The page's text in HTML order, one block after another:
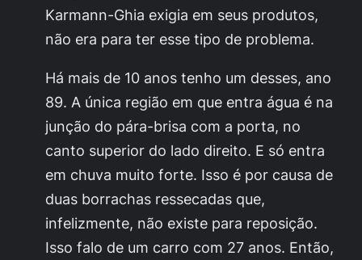
Karmann-Ghia exigia em seus produtos,
não era para ter esse tipo de problema.
Há mais de 10 anos tenho um desses, ano
89. A única região em que entra água é na
junção do pára-brisa com a porta, no
canto superior do lado direito. E só entra
em chuva muito forte. Isso é por causa de
duas borrachas ressecadas que,
infelizmente, não existe para reposição.
Isso falo de um carro com 27 anos. Então,